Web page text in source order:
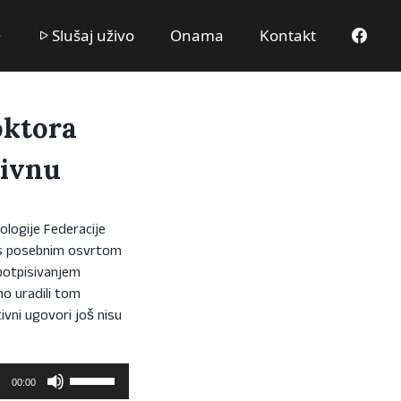
Slušaj uživo Onama Kontakt
Federacije
posebnim osvrtom
uradili tom
ugovori još nisu
00:00